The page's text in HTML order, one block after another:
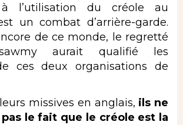
à l’utilisation du créole au
un combat d’arrière-garde.
de ce monde, le regretté
aurait qualifié les
ces deux organisations de
missives en anglais, ils ne
pas le fait que le créole est la